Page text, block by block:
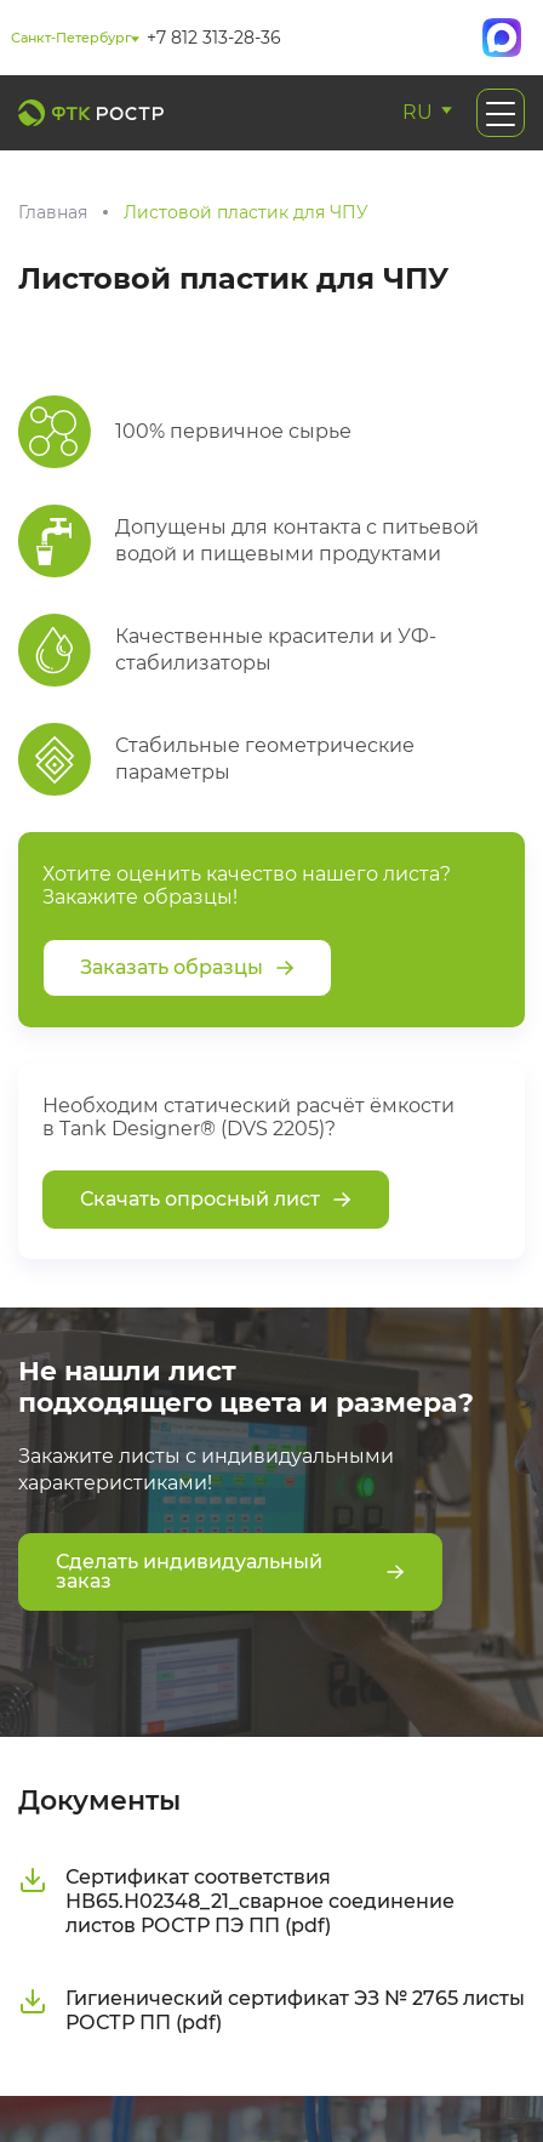
Санкт-Петербург +7 812 313-28-36
RU
Главная Листовой пластик для ЧПУ
Листовой пластик для ЧПУ
100% первичное сырье
Допущены для контакта с питьевой
водой и пищевыми продуктами
Качественные красители и УФ-
стабилизаторы
Стабильные геометрические
параметры
Хотите оценить качество нашего листа?
Закажите образцы!
Заказать образцы
Необходим статический расчёт ёмкости
в Tank Designer® (DVS 2205)?
Скачать опросный лист
Не нашли лист
подходящего цвета и размера?
Закажите листы с индивидуальными
характеристиками!
Сделать индивидуальный
заказ
Документы
Сертификат соответствия
НВ65.Н02348_21_сварное соединение
листов РОСТР ПЭ ПП (pdf)
Гигиенический сертификат ЭЗ № 2765 листы
РОСТР ПП (pdf)